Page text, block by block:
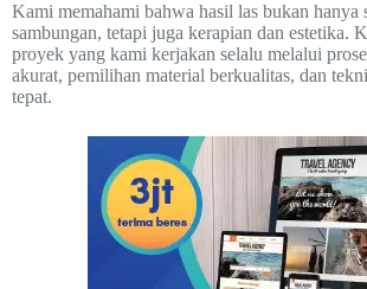
Kami memahami bahwa hasil las bukan hanya
sambungan, tetapi juga kerapian dan estetika.
proyek yang kami kerjakan selalu melalui
akurat, pemilihan material berkualitas, dan
tepat.